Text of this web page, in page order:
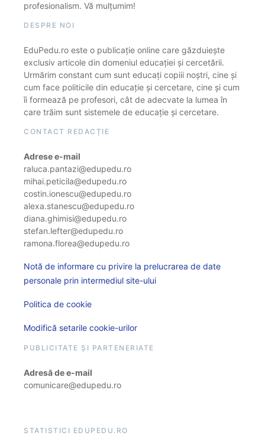
profesionalism. Vă mulțumim!
DESPRE NOI
EduPedu.ro este o publicație online care găzduiește
exclusiv articole din domeniul educației și cercetării.
Urmărim constant cum sunt educați copiii noștri, cine și
cum face politicile din educație și cercetare, cine și cum
îi formează pe profesori, cât de adecvate la lumea în
care trăim sunt sistemele de educație și cercetare.
CONTACT REDACȚIE
Adrese e-mail
raluca.pantazi@edupedu.ro
mihai.peticila@edupedu.ro
costin.ionescu@edupedu.ro
alexa.stanescu@edupedu.ro
diana.ghimisi@edupedu.ro
stefan.lefter@edupedu.ro
ramona.florea@edupedu.ro
Notă de informare cu privire la prelucrarea de date
personale prin intermediul site-ului
Politica de cookie
Modifică setarile cookie-urilor
PUBLICITATE ȘI PARTENERIATE
Adresă de e-mail
comunicare@edupedu.ro
STATISTICI EDUPEDU.RO